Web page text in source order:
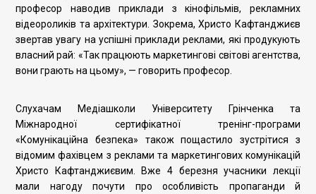
професор наводив приклади з кінофільмів, рекламних
відеороликів та архітектури. Зокрема, Христо Кафтанджиєв
звертав увагу на успішні приклади реклами, які продукують
власний рай: «Так працюють маркетингові світові агентства,
вони грають на цьому», — говорить професор.
Слухачам Медіашколи Університету Грінченка та
Міжнародної сертифікатної тренінг-програми
«Комунікаційна безпека» також пощастило зустрітися з
відомим фахівцем з реклами та маркетингових комунікацій
Христо Кафтанджиєвим. Вже 4 березня учасники лекції
мали нагоду почути про особливість пропаганди й